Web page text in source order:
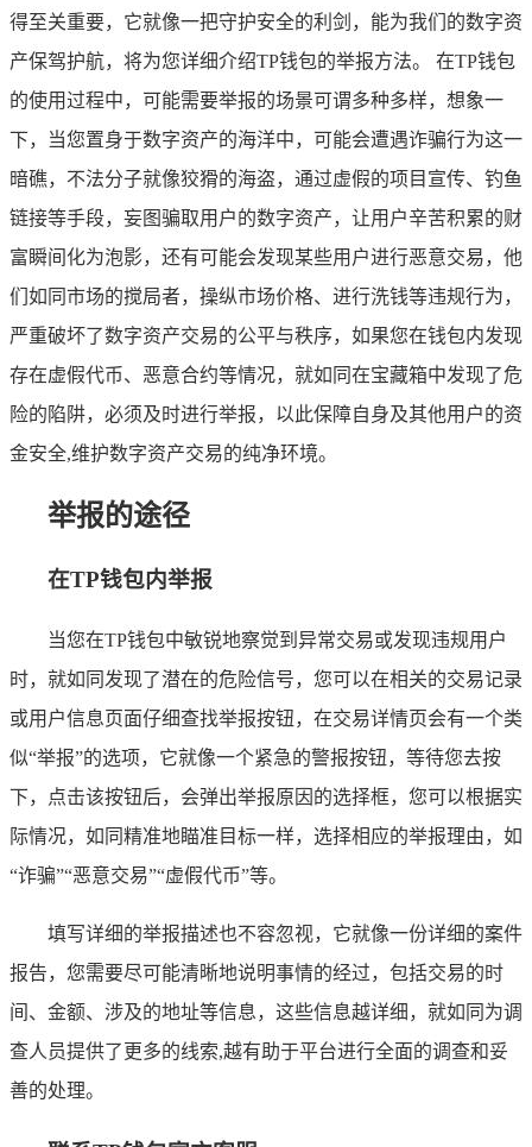
得至关重要，它就像一把守护安全的利剑，能为我们的数字资
产保驾护航，将为您详细介绍TP钱包的举报方法。 在TP钱包
的使用过程中，可能需要举报的场景可谓多种多样，想象一
下，当您置身于数字资产的海洋中，可能会遭遇诈骗行为这一
暗礁，不法分子就像狡猾的海盗，通过虚假的项目宣传、钓鱼
链接等手段，妄图骗取用户的数字资产，让用户辛苦积累的财
富瞬间化为泡影，还有可能会发现某些用户进行恶意交易，他
们如同市场的搅局者，操纵市场价格、进行洗钱等违规行为，
严重破坏了数字资产交易的公平与秩序，如果您在钱包内发现
存在虚假代币、恶意合约等情况，就如同在宝藏箱中发现了危
险的陷阱，必须及时进行举报，以此保障自身及其他用户的资
金安全,维护数字资产交易的纯净环境。
举报的途径
在TP钱包内举报
当您在TP钱包中敏锐地察觉到异常交易或发现违规用户
时，就如同发现了潜在的危险信号，您可以在相关的交易记录
或用户信息页面仔细查找举报按钮，在交易详情页会有一个类
似“举报”的选项，它就像一个紧急的警报按钮，等待您去按
下，点击该按钮后，会弹出举报原因的选择框，您可以根据实
际情况，如同精准地瞄准目标一样，选择相应的举报理由，如
“诈骗”“恶意交易”“虚假代币”等。
填写详细的举报描述也不容忽视，它就像一份详细的案件
报告，您需要尽可能清晰地说明事情的经过，包括交易的时
间、金额、涉及的地址等信息，这些信息越详细，就如同为调
查人员提供了更多的线索,越有助于平台进行全面的调查和妥
善的处理。